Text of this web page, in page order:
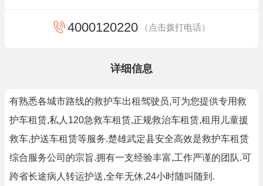
4000120220 （点击拨打电话）
详细信息
有熟悉各城市路线的救护车出租驾驶员,可为您提供专用救
护车租赁,私人120急救车租赁,正规救治车租赁,租用儿童援
救车,护送车租赁等服务.楚雄武定县安全高效是救护车租赁
综合服务公司的宗旨.拥有一支经验丰富,工作严谨的团队.可
跨省长途病人转运护送,全年无休,24小时随叫随到.